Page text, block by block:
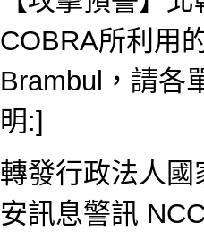
COBRA所利用
Brambul，請各
明:]
轉發行政法人
安訊息警訊